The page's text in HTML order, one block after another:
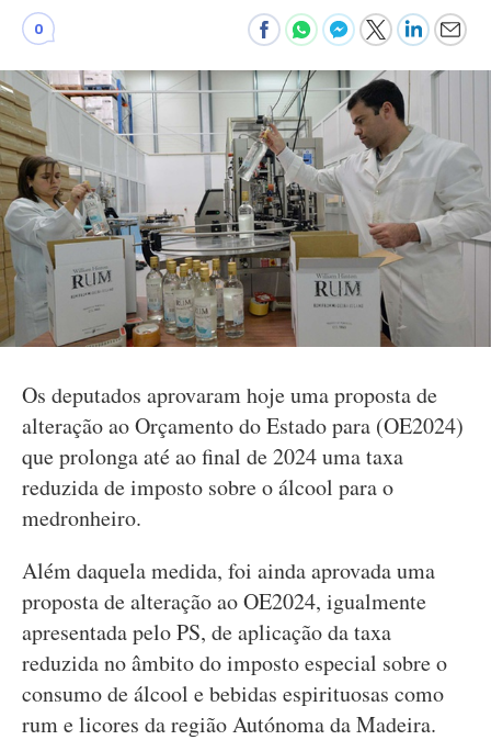
0
Os deputados aprovaram hoje uma proposta de
alteração ao Orçamento do Estado para (OE2024)
que prolonga até ao final de 2024 uma taxa
reduzida de imposto sobre o álcool para o
medronheiro.
Além daquela medida, foi ainda aprovada uma
proposta de alteração ao OE2024, igualmente
apresentada pelo PS, de aplicação da taxa
reduzida no âmbito do imposto especial sobre o
consumo de álcool e bebidas espirituosas como
rum e licores da região Autónoma da Madeira.